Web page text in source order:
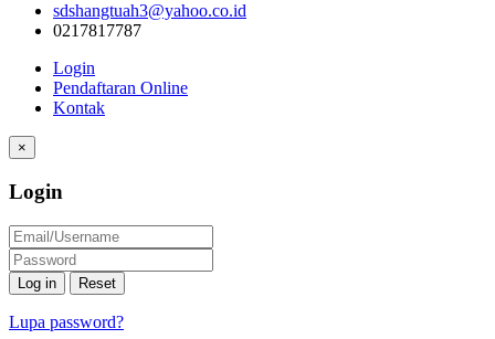
sdshangtuah3@yahoo.co.id
0217817787
Login
Pendaftaran Online
Kontak
×
Login
Lupa password?